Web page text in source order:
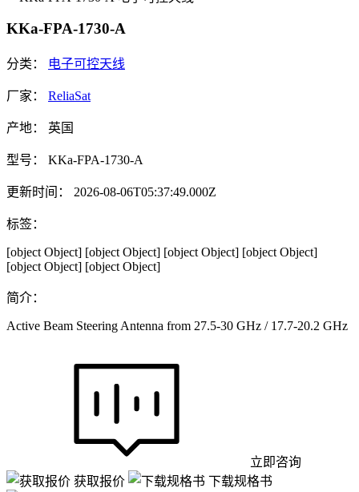
KKa-FPA-1730-A
分类： 电子可控天线
厂家： ReliaSat
产地： 英国
型号： KKa-FPA-1730-A
更新时间： 2026-08-06T05:37:49.000Z
标签：
[object Object] [object Object] [object Object] [object Object]
[object Object] [object Object]
简介：
Active Beam Steering Antenna from 27.5-30 GHz / 17.7-20.2 GHz
立即咨询
获取报价
下载规格书